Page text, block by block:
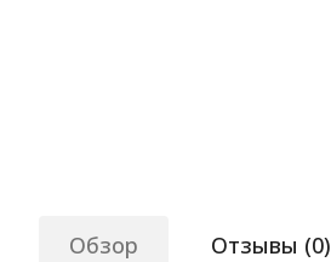
Обзор Отзывы (0)